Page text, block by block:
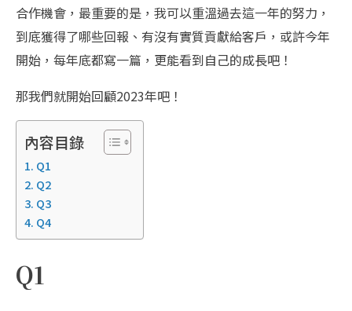
合作機會，最重要的是，我可以重溫過去這一年的努力，
到底獲得了哪些回報、有沒有實質貢獻給客戶，或許今年
開始，每年底都寫一篇，更能看到自己的成長吧！
那我們就開始回顧2023年吧！
內容目錄
Q1
Q2
Q3
Q4
Q1